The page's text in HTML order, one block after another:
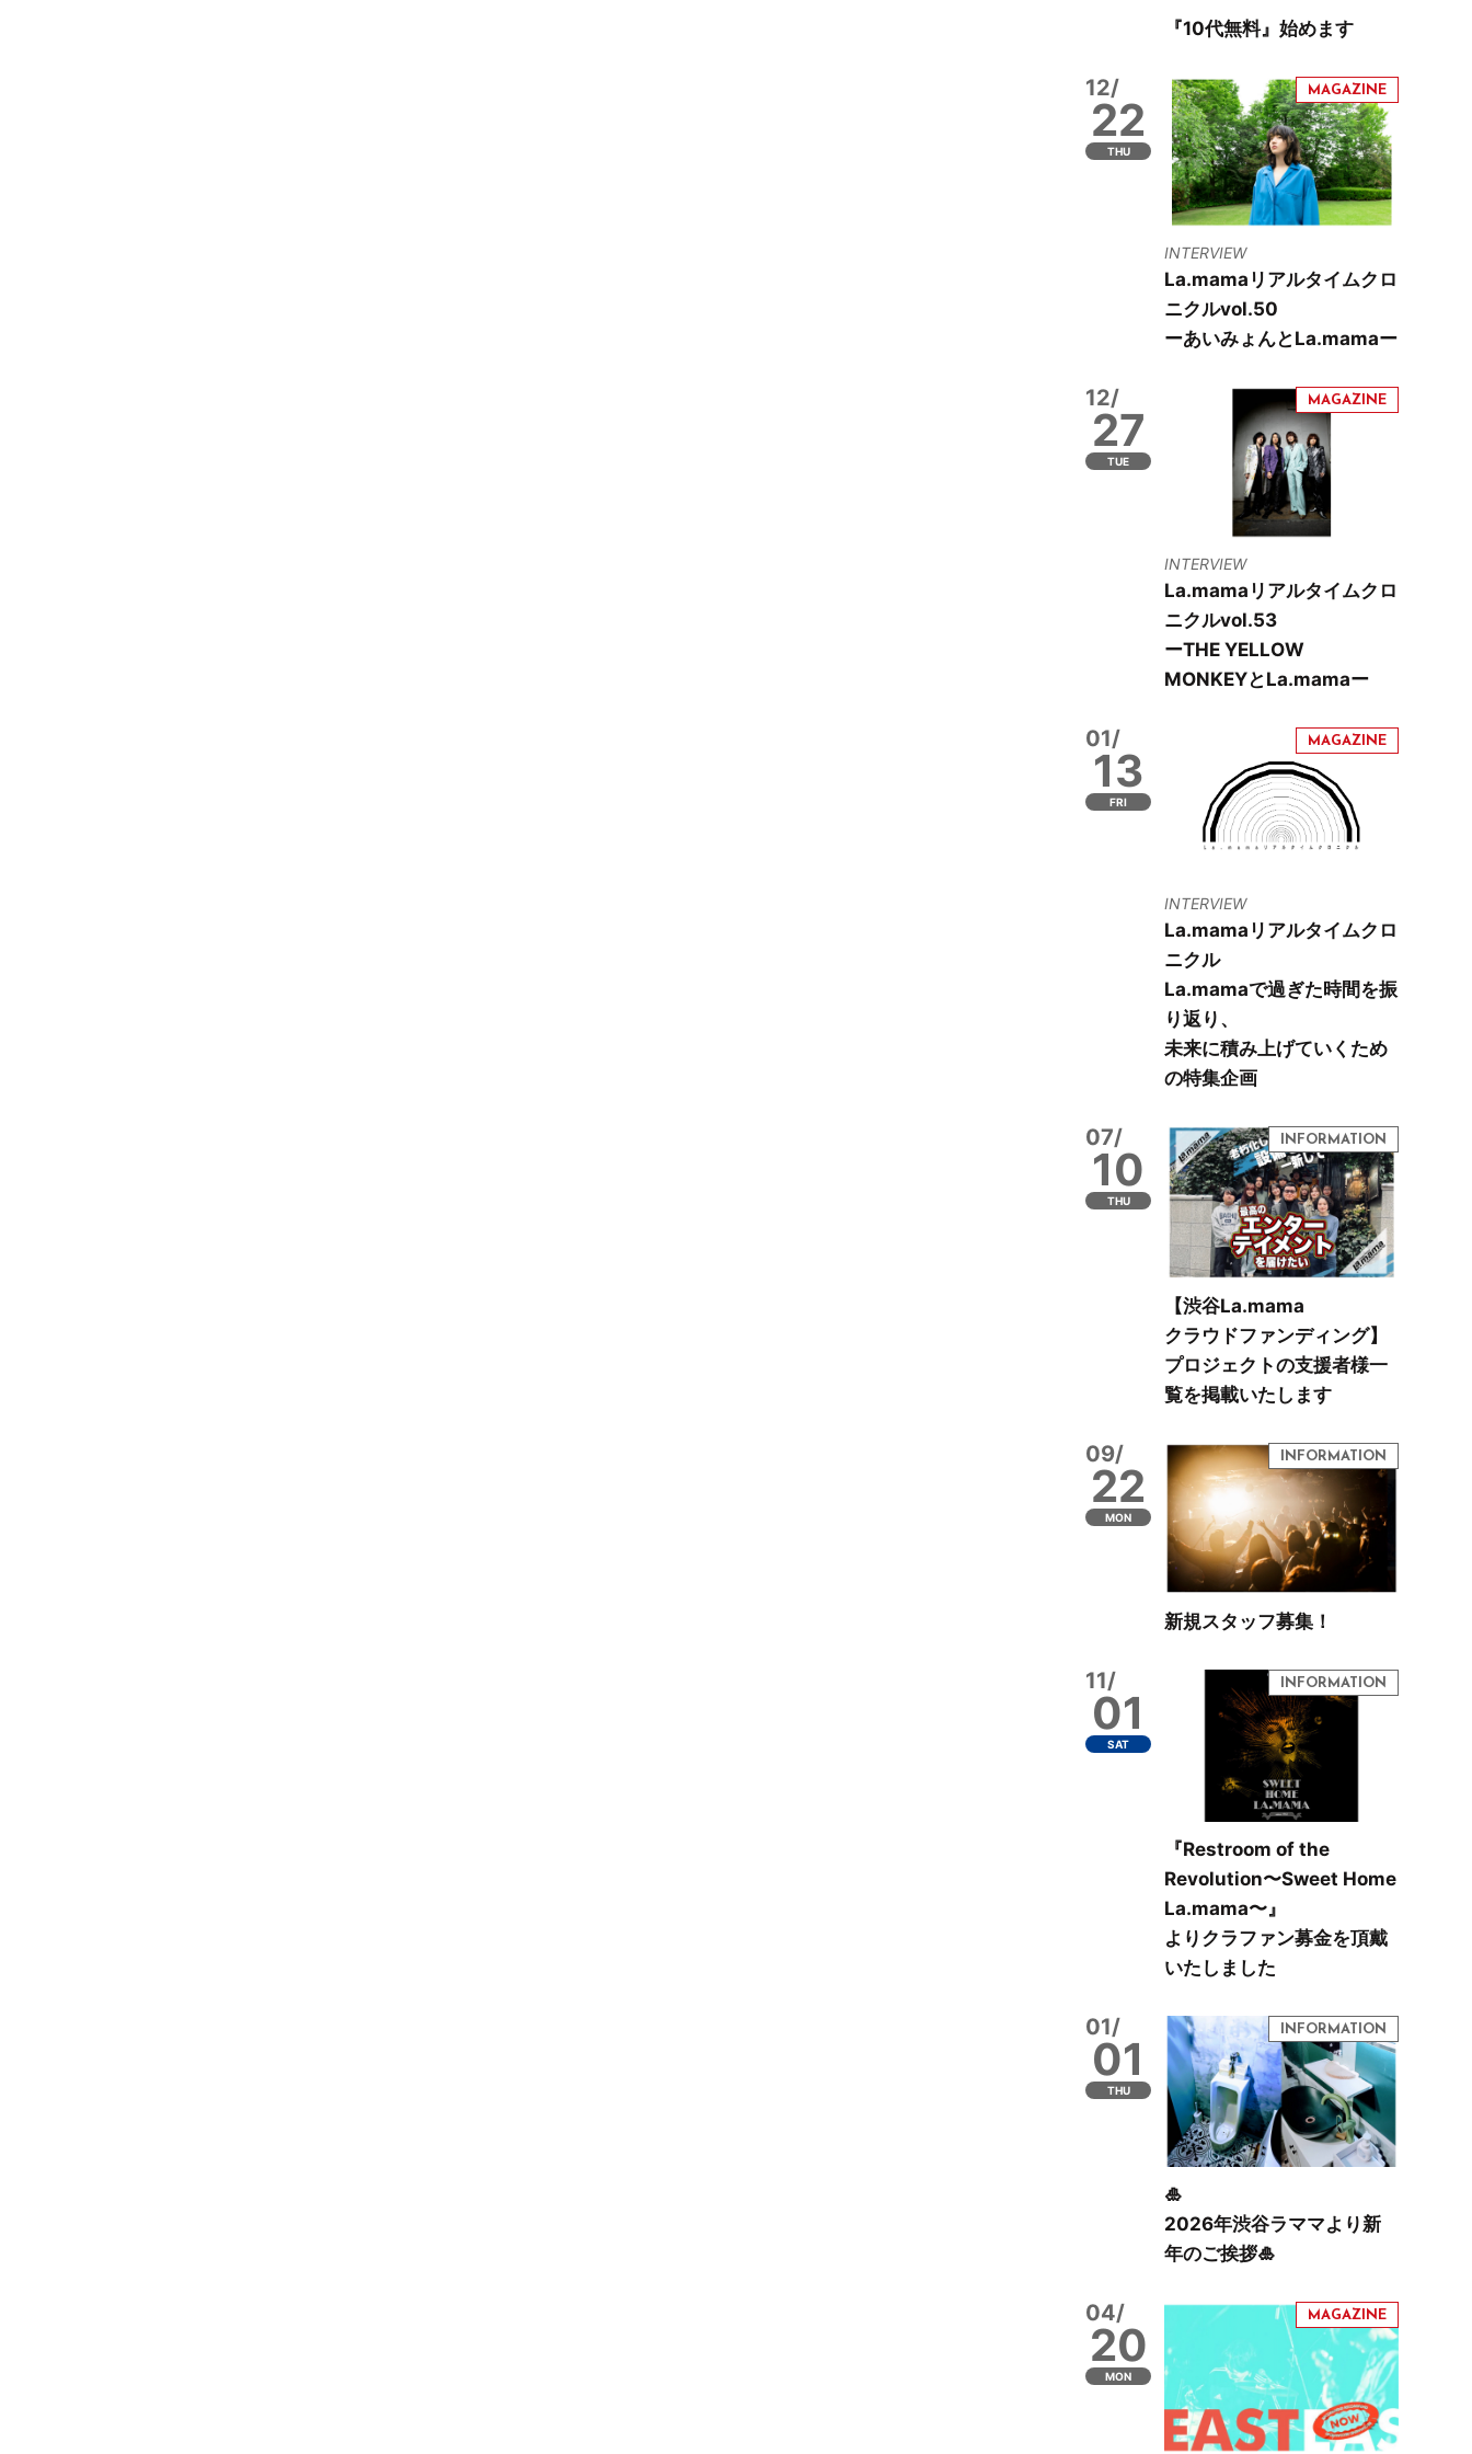
『10代無料』始めます
12/
22
THU
INTERVIEW
La.mamaリアルタイムクロ
ニクルvol.50
ーあいみょんとLa.mamaー
12/
27
TUE
INTERVIEW
La.mamaリアルタイムクロ
ニクルvol.53
ーTHE YELLOW
MONKEYとLa.mamaー
01/
13
FRI
INTERVIEW
La.mamaリアルタイムクロ
ニクル
La.mamaで過ぎた時間を振
り返り、
未来に積み上げていくため
の特集企画
07/
10
THU
【渋谷La.mama
クラウドファンディング】
プロジェクトの支援者様一
覧を掲載いたします
09/
22
MON
新規スタッフ募集！
11/
01
SAT
『Restroom of the
Revolution〜Sweet Home
La.mama〜』
よりクラファン募金を頂戴
いたしました
01/
01
THU
🎍
2026年渋谷ラママより新
年のご挨拶🎍
04/
20
MON